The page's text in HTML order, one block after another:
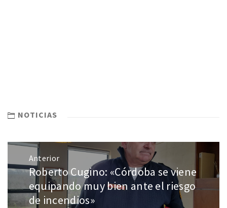
NOTICIAS
Anterior
Roberto Cugino: «Córdoba se viene
equipando muy bien ante el riesgo
de incendios»